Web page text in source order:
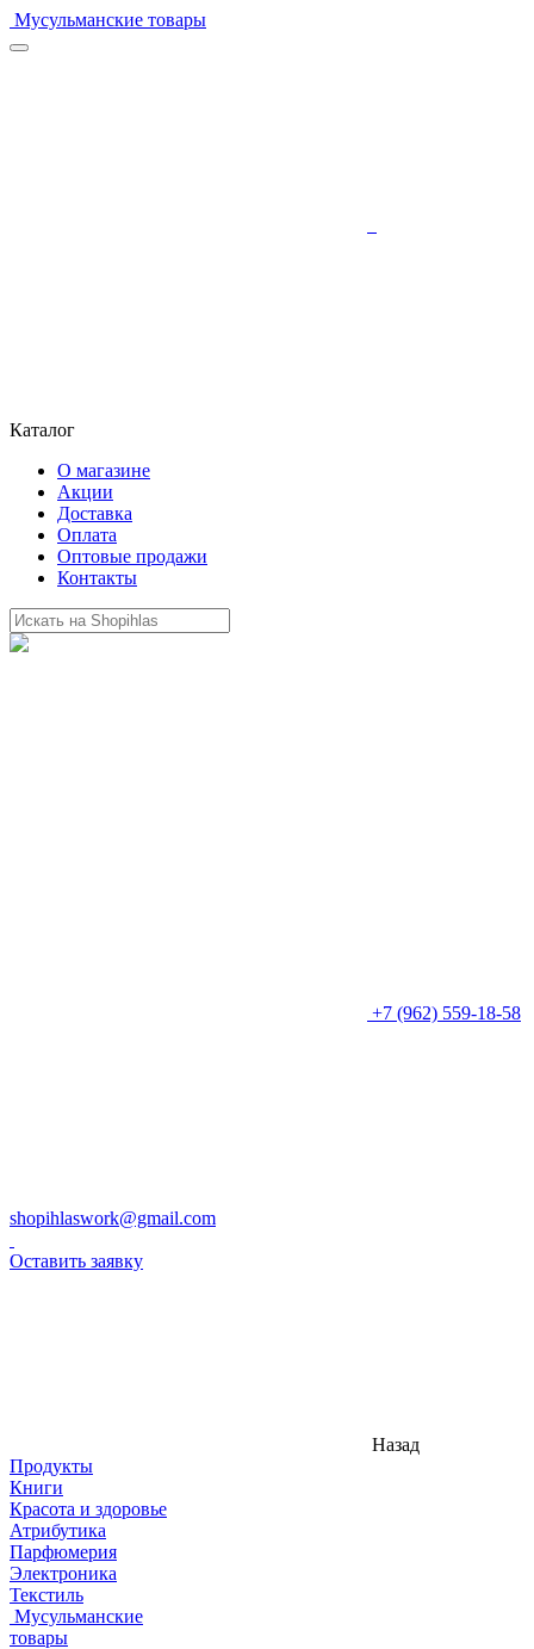
Мусульманские товары
Каталог
О магазине
Акции
Доставка
Оплата
Оптовые продажи
Контакты
+7 (962) 559-18-58
shopihlaswork@gmail.com
Оставить заявку
Назад
Продукты
Книги
Красота и здоровье
Атрибутика
Парфюмерия
Электроника
Текстиль
Мусульманские
товары